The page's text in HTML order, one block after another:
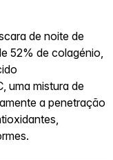
de noite de
52% de colagénio,
uma mistura de
a penetração